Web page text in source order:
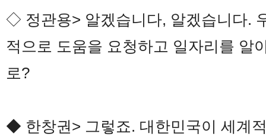
◇ 정관용> 알겠습니다, 알겠습니다.
적으로 도움을 요청하고 일자리를 알
로?
◆ 한창권> 그렇죠. 대한민국이 세계